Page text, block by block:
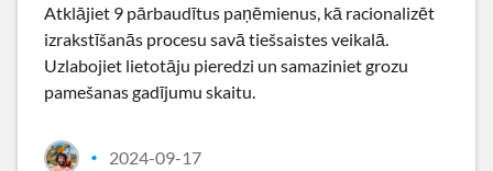
Atklājiet 9 pārbaudītus paņēmienus, kā racionalizēt
izrakstīšanās procesu savā tiešsaistes veikalā.
Uzlabojiet lietotāju pieredzi un samaziniet grozu
pamešanas gadījumu skaitu.
• 2024-09-17